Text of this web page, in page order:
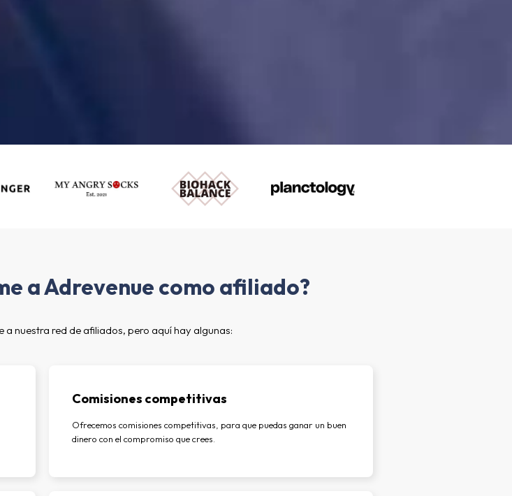
a Adrevenue como afiliado?
a nuestra red de afiliados, pero aquí hay algunas:
Comisiones competitivas
Ofrecemos comisiones competitivas, para que puedas ganar un buen
dinero con el compromiso que crees.